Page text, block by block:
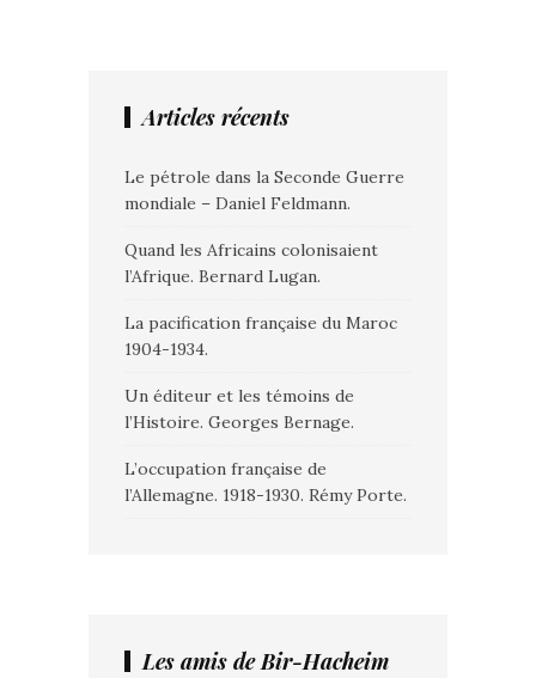
Articles récents
Le pétrole dans la Seconde Guerre
mondiale – Daniel Feldmann.
Quand les Africains colonisaient
l’Afrique. Bernard Lugan.
La pacification française du Maroc
1904-1934.
Un éditeur et les témoins de
l’Histoire. Georges Bernage.
L’occupation française de
l’Allemagne. 1918-1930. Rémy Porte.
Les amis de Bir-Hacheim